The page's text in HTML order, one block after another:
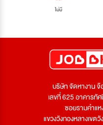
ไม่มี
บริษัท จัดหางาน จ๊
เลขที่ 625 อาคารทั
ซอยรามคำแ
แขวงวังทองหลางเขต